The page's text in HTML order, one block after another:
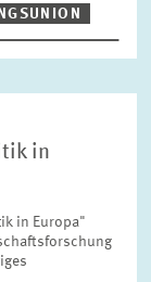
IN DEN MEDIEN
JAHRESBERICHT
in
in Europa"